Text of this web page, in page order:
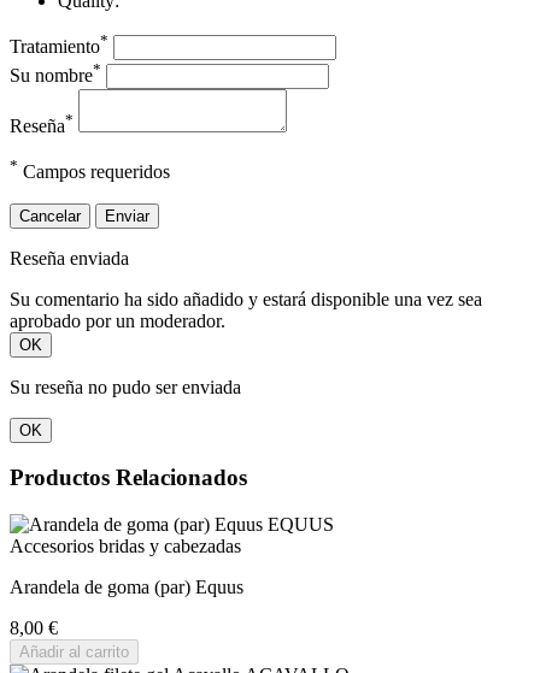
Tratamiento*
Su nombre*
Reseña*
* Campos requeridos
Cancelar Enviar
Reseña enviada
Su comentario ha sido añadido y estará disponible una vez sea
aprobado por un moderador.
OK
Su reseña no pudo ser enviada
OK
Productos Relacionados
Accesorios bridas y cabezadas
Arandela de goma (par) Equus
8,00 €
Añadir al carrito